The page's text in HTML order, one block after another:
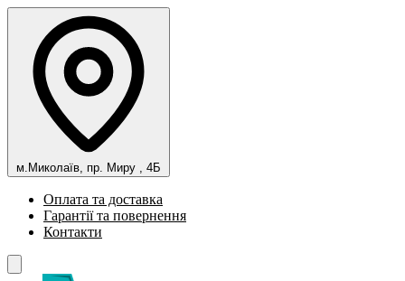
м.Миколаїв, пр. Миру , 4Б
Оплата та доставка
Гарантії та повернення
Контакти